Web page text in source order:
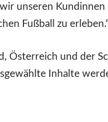
unseren Kundinnen
Fußball zu
Österreich und der
Inhalte